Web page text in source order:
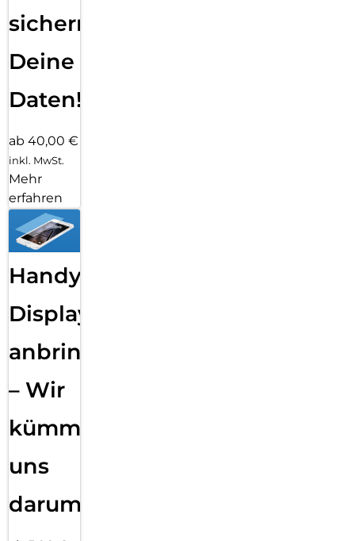
sichern
Deine
Daten!
ab 40,00 €
inkl. MwSt.
Mehr
erfahren
Handy
Displayfolie
anbringen
– Wir
kümmern
uns
darum!